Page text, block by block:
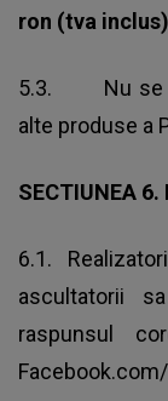
ron (tva inclus)
5.3. Nu se
alte produse a
SECTIUNEA 6.
6.1.
ascultatorii
raspunsul